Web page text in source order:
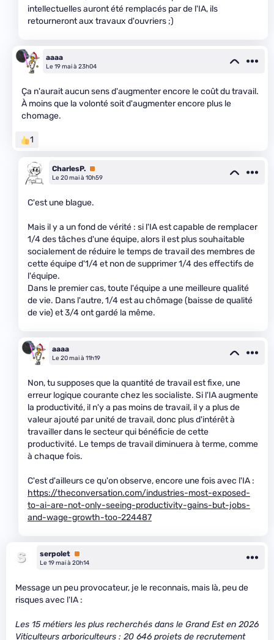
intellectuelles auront été remplacés par de l'IA, ils
retourneront aux travaux d'ouvriers ;)
aaaa
Le 19 mai à 23h04
Ça n'aurait aucun sens d'augmenter encore le coût du travail.
À moins que la volonté soit d'augmenter encore plus le
chomage.
1
CharlesP. Premium
Le 20 mai à 10h59
C'est une blague.
Mais il y a un fond de vérité : si l'IA est capable de remplacer
1/4 des tâches d'une équipe, alors il est plus souhaitable
socialement de réduire le temps de travail des membres de
cette équipe d'1/4 et non de supprimer 1/4 des effectifs de
l'équipe.
Dans le premier cas, toute l'équipe a une meilleure qualité
de vie. Dans l'autre, 1/4 est au chômage (baisse de qualité
de vie) et 3/4 ont gardé la même.
aaaa
Le 20 mai à 11h19
Non, tu supposes que la quantité de travail est fixe, une
erreur logique courante chez les socialiste. Si l'IA augmente
la productivité, il n'y a pas moins de travail, il y a plus de
valeur ajouté par unité de travail, donc plus d'intérêt à
travailler dans le secteur qui bénéficie de cette
productivité. Le temps de travail diminuera à terme, comme
à chaque fois.
C'est d'ailleurs ce qu'on observe, encore une fois avec l'IA :
https://theconversation.com/industries-most-exposed-
to-ai-are-not-only-seeing-productivity-gains-but-jobs-
and-wage-growth-too-224487
serpolet Premium
Le 19 mai à 20h14
Message un peu provocateur, je le reconnais, mais là, peu de
risques avec l'IA :
Les 15 métiers les plus recherchés dans le Grand Est en 2026
Viticulteurs arboriculteurs : 20 646 projets de recrutement